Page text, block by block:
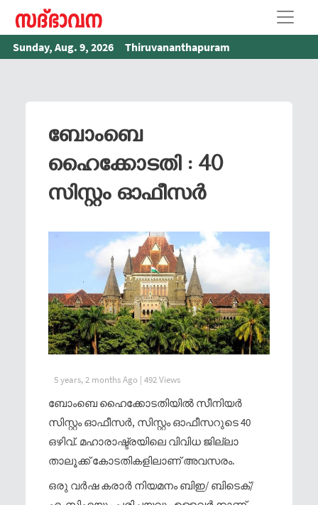
Sunday, Aug. 9, 2026 Thiruvananthapuram
ബോംബെ
ഹൈക്കോടതി : 40
സിസ്റ്റം ഓഫീസർ
5 years, 2 months Ago | 492 Views
ബോംബെ ഹൈക്കോടതിയിൽ സീനിയർ
സിസ്റ്റം ഓഫീസർ, സിസ്റ്റം ഓഫീസറുടെ 40
ഒഴിവ്. മഹാരാഷ്ട്രയിലെ വിവിധ ജില്ലാ
താലൂക്ക് കോടതികളിലാണ് അവസരം.
ഒരു വർഷ കരാർ നിയമനം ബിഇ/ ബിടെക്/